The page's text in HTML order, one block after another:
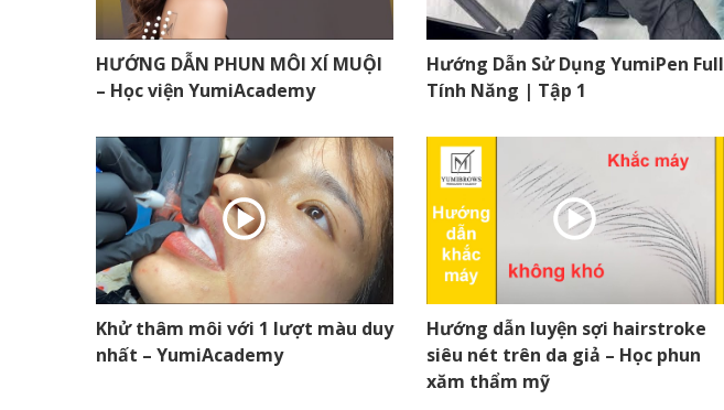
HƯỚNG DẪN PHUN MÔI XÍ MUỘI
– Học viện YumiAcademy
Hướng Dẫn Sử Dụng YumiPen Full
Tính Năng | Tập 1
Khử thâm môi với 1 lượt màu duy
nhất – YumiAcademy
Hướng dẫn luyện sợi hairstroke
siêu nét trên da giả – Học phun
xăm thẩm mỹ